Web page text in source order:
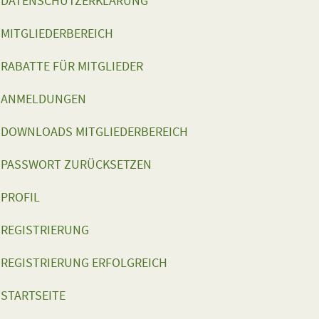
MITGLIEDERBEREICH
RABATTE FÜR MITGLIEDER
ANMELDUNGEN
DOWNLOADS MITGLIEDERBEREICH
PASSWORT ZURÜCKSETZEN
PROFIL
REGISTRIERUNG
REGISTRIERUNG ERFOLGREICH
STARTSEITE